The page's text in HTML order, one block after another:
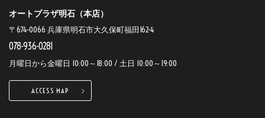
オートプラザ明石（本店）
〒674-0066 兵庫県明石市大久保町福田162-4
078-936-0281
月曜日から金曜日 10:00～18:00 / 土日 10:00～19:00
ACCESS MAP